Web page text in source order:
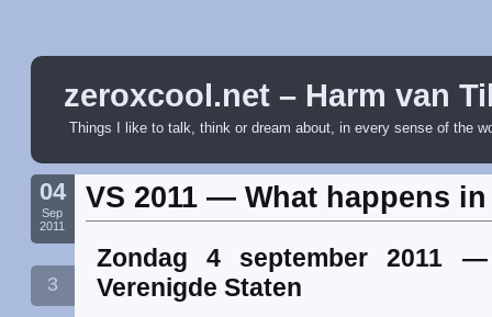
zeroxcool.net – Harm van
Things I like to talk, think or dream about, in every sense of the
04
Sep
2011
3
VS 2011 — What happens
Zondag 4 september 2011
Verenigde Staten